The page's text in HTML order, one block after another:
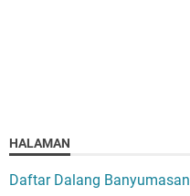
HALAMAN
Daftar Dalang Banyumasan